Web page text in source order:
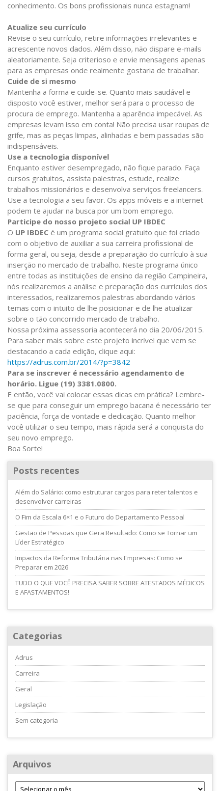
conhecimento. Os bons profissionais nunca estagnam!
Atualize seu currículo
Revise o seu currículo, retire informações irrelevantes e
acrescente novos dados. Além disso, não dispare e-mails
aleatoriamente. Seja criterioso e envie mensagens apenas
para as empresas onde realmente gostaria de trabalhar.
Cuide de si mesmo
Mantenha a forma e cuide-se. Quanto mais saudável e
disposto você estiver, melhor será para o processo de
procura de emprego. Mantenha a aparência impecável. As
empresas levam isso em conta! Não precisa usar roupas de
grife, mas as peças limpas, alinhadas e bem passadas são
indispensáveis.
Use a tecnologia disponível
Enquanto estiver desempregado, não fique parado. Faça
cursos gratuitos, assista palestras, estude, realize
trabalhos missionários e desenvolva serviços freelancers.
Use a tecnologia a seu favor. Os apps móveis e a internet
podem te ajudar na busca por um bom emprego.
Participe do nosso projeto social UP IBDEC
O UP IBDEC é um programa social gratuito que foi criado
com o objetivo de auxiliar a sua carreira profissional de
forma geral, ou seja, desde a preparação do currículo à sua
inserção no mercado de trabalho. Neste programa único
entre todas as instituições de ensino da região Campineira,
nós realizaremos a análise e preparação dos currículos dos
interessados, realizaremos palestras abordando vários
temas com o intuito de lhe posicionar e de lhe atualizar
sobre o tão concorrido mercado de trabalho.
Nossa próxima assessoria acontecerá no dia 20/06/2015.
Para saber mais sobre este projeto incrível que vem se
destacando a cada edição, clique aqui:
https://adrus.com.br/2014/?p=3842
Para se inscrever é necessário agendamento de
horário. Ligue (19) 3381.0800.
E então, você vai colocar essas dicas em prática? Lembre-
se que para conseguir um emprego bacana é necessário ter
paciência, força de vontade e dedicação. Quanto melhor
você utilizar o seu tempo, mais rápida será a conquista do
seu novo emprego.
Boa Sorte!
Posts recentes
Além do Salário: como estruturar cargos para reter talentos e
desenvolver carreiras
O Fim da Escala 6×1 e o Futuro do Departamento Pessoal
Gestão de Pessoas que Gera Resultado: Como se Tornar um
Líder Estratégico
Impactos da Reforma Tributária nas Empresas: Como se
Preparar em 2026
TUDO O QUE VOCÊ PRECISA SABER SOBRE ATESTADOS MÉDICOS
E AFASTAMENTOS!
Categorias
Adrus
Carreira
Geral
Legislação
Sem categoria
Arquivos